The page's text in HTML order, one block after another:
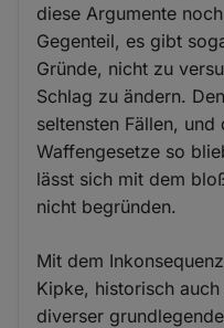
diese Argumente
Gegenteil, es gibt
Gründe, nicht zu
Schlag zu ändern.
seltensten Fällen,
Waffengesetze so
lässt sich mit dem
nicht begründen.
Mit dem
Kipke, historisch
diverser